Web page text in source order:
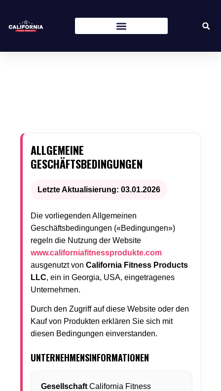
ALLGEMEINE
GESCHÄFTSBEDINGUNGEN
Letzte Aktualisierung: 03.01.2026
Die vorliegenden Allgemeinen
Geschäftsbedingungen («Bedingungen»)
regeln die Nutzung der Website
www.californiafitnessprodukte.com
ausgenutzt von California Fitness Products
LLC, ein in Georgia, USA, eingetragenes
Unternehmen.
Durch den Zugriff auf diese Website oder den
Kauf von Produkten erklären Sie sich mit
diesen Bedingungen einverstanden.
UNTERNEHMENSINFORMATIONEN
Gesellschaft California Fitness